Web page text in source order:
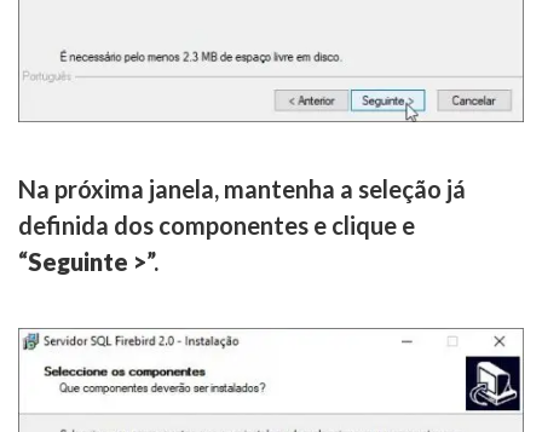
Na próxima janela, mantenha a seleção já
definida dos componentes e clique e
“Seguinte >”.